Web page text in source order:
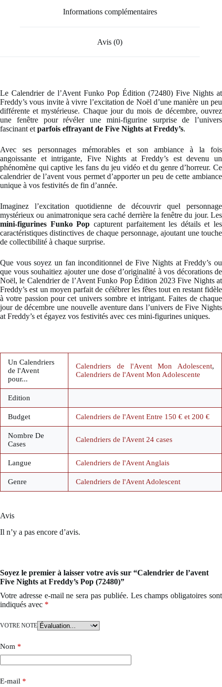
Informations complémentaires
Avis (0)
Le Calendrier de l’Avent Funko Pop Édition (72480) Five Nights at
Freddy’s vous invite à vivre l’excitation de Noël d’une manière un peu
différente et mystérieuse. Chaque jour du mois de décembre, ouvrez
une fenêtre pour révéler une mini-figurine surprise de l’univers
fascinant et parfois effrayant de Five Nights at Freddy’s.
Avec ses personnages mémorables et son ambiance à la fois
angoissante et intrigante, Five Nights at Freddy’s est devenu un
phénomène qui captive les fans du jeu vidéo et du genre d’horreur. Ce
calendrier de l’avent vous permet d’apporter un peu de cette ambiance
unique à vos festivités de fin d’année.
Imaginez l’excitation quotidienne de découvrir quel personnage
mystérieux ou animatronique sera caché derrière la fenêtre du jour. Les
mini-figurines Funko Pop capturent parfaitement les détails et les
caractéristiques distinctives de chaque personnage, ajoutant une touche
de collectibilité à chaque surprise.
Que vous soyez un fan inconditionnel de Five Nights at Freddy’s ou
que vous souhaitiez ajouter une dose d’originalité à vos décorations de
Noël, le Calendrier de l’Avent Funko Pop Édition 2023 Five Nights at
Freddy’s est un moyen parfait de célébrer les fêtes tout en restant fidèle
à votre passion pour cet univers sombre et intrigant. Faites de chaque
jour de décembre une nouvelle aventure dans l’univers de Five Nights
at Freddy’s et égayez vos festivités avec ces mini-figurines uniques.
Un Calendriers
de l'Avent
pour...
Calendriers de l'Avent Mon Adolescent,
Calendriers de l'Avent Mon Adolescente
Edition
Budget Calendriers de l'Avent Entre 150 € et 200 €
Nombre De
Cases
Calendriers de l'Avent 24 cases
Langue Calendriers de l'Avent Anglais
Genre Calendriers de l'Avent Adolescent
Avis
Il n’y a pas encore d’avis.
Soyez le premier à laisser votre avis sur “Calendrier de l’avent
Five Nights at Freddy’s Pop (72480)”
Votre adresse e-mail ne sera pas publiée. Les champs obligatoires sont
indiqués avec *
VOTRE NOTE
Nom *
E-mail *